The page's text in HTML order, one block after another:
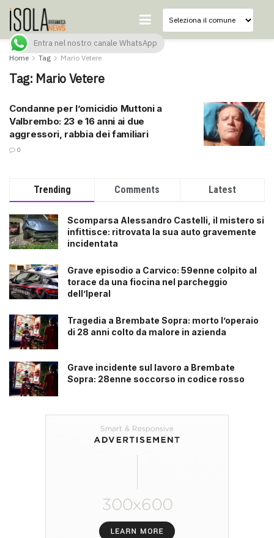
Home Tag Mario Vetere
Tag: Mario Vetere
Condanne per l’omicidio Muttoni a
Valbrembo: 23 e 16 anni ai due
aggressori, rabbia dei familiari
0
Trending Comments Latest
Scomparsa Alessandro Castelli, il mistero si
infittisce: ritrovata la sua auto gravemente
incidentata
Grave episodio a Carvico: 59enne colpito al
torace da una fiocina nel parcheggio
dell’Iperal
Tragedia a Brembate Sopra: morto l’operaio
di 28 anni colto da malore in azienda
Grave incidente sul lavoro a Brembate
Sopra: 28enne soccorso in codice rosso
Entra nel nostro canale WhatsApp